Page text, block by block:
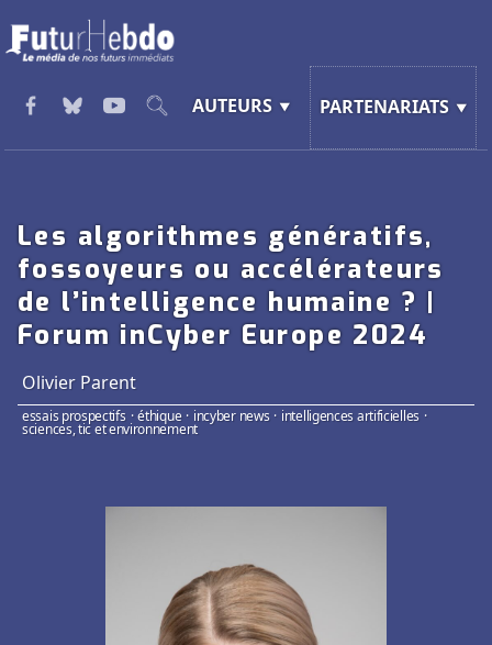
AUTEURS PARTENARIATS
Les algorithmes génératifs,
fossoyeurs ou accélérateurs
de l’intelligence humaine ? |
Forum inCyber Europe 2024
Olivier Parent
essais prospectifs · éthique · incyber news · intelligences artificielles ·
sciences, tic et environnement